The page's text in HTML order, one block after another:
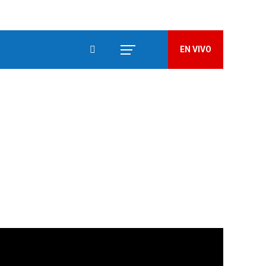
EN VIVO